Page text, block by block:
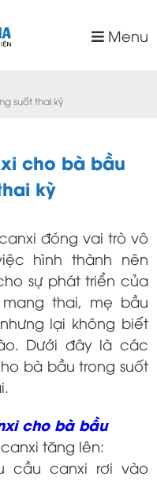
Menu
suốt thai kỳ
cho bà bầu
kỳ
đóng vai trò vô
hình thành nên
sự phát triển của
thai, mẹ bầu
lại không biết
Dưới đây là các
bà bầu trong suốt
cho bà bầu
tăng lên:
cầu canxi rơi vào